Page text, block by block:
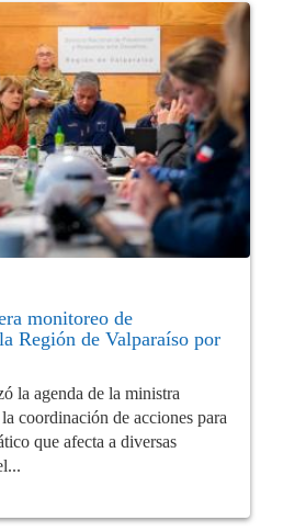
monitoreo de
Región de Valparaíso por
la agenda de la ministra
coordinación de acciones para
que afecta a diversas